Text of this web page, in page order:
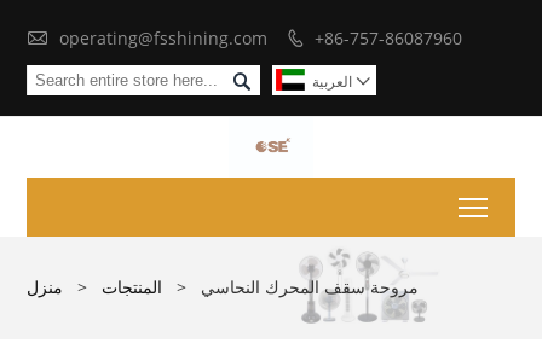
 operating@fsshining.com  +86-757-86087960
 العربية 
منزل > المنتجات > مروحة سقف المحرك النحاسي